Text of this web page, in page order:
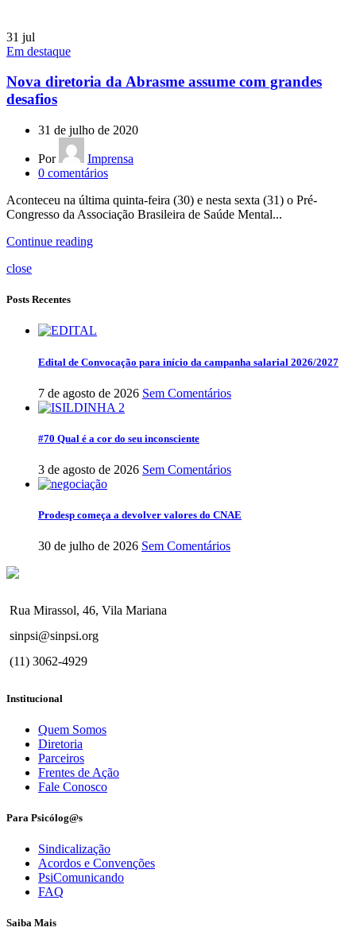
31 jul
Em destaque
Nova diretoria da Abrasme assume com grandes
desafios
31 de julho de 2020
Por
Imprensa
0 comentários
Aconteceu na última quinta-feira (30) e nesta sexta (31) o Pré-
Congresso da Associação Brasileira de Saúde Mental...
Continue reading
close
Posts Recentes
Edital de Convocação para início da campanha salarial 2026/2027
7 de agosto de 2026 Sem Comentários
#70 Qual é a cor do seu inconsciente
3 de agosto de 2026 Sem Comentários
Prodesp começa a devolver valores do CNAE
30 de julho de 2026 Sem Comentários
Rua Mirassol, 46, Vila Mariana
sinpsi@sinpsi.org
(11) 3062-4929
Institucional
Quem Somos
Diretoria
Parceiros
Frentes de Ação
Fale Conosco
Para Psicólog@s
Sindicalização
Acordos e Convenções
PsiComunicando
FAQ
Saiba Mais